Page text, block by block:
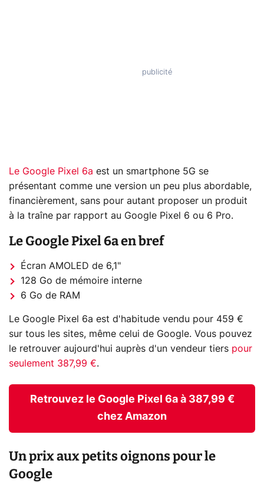
Le Google Pixel 6a est un smartphone 5G se
présentant comme une version un peu plus abordable,
financièrement, sans pour autant proposer un produit
à la traîne par rapport au Google Pixel 6 ou 6 Pro.
Le Google Pixel 6a en bref
Écran AMOLED de 6,1"
128 Go de mémoire interne
6 Go de RAM
Le Google Pixel 6a est d'habitude vendu pour 459 €
sur tous les sites, même celui de Google. Vous pouvez
le retrouver aujourd'hui auprès d'un vendeur tiers pour
seulement 387,99 €.
Retrouvez le Google Pixel 6a à 387,99 €
chez Amazon
Un prix aux petits oignons pour le
Google